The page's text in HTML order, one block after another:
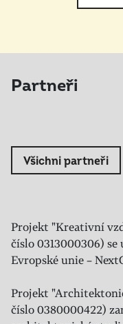
Partneři
Všichni partneři
Projekt "Kreativní
číslo 0313000306)
Evropské unie –
Projekt
číslo 0380000422)